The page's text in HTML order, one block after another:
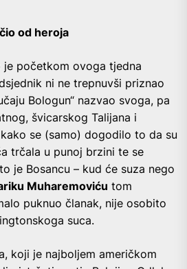
od heroja
je početkom ovoga tjedna
ni ne trepnuvši priznao
Bologun“ nazvao svoga, pa
švicarskog Talijana i
se (samo) dogodilo to da su
trčala u punoj brzini te se
je Bosancu – kud će suza nego
Muharemoviću tom
puknuo članak, nije osobito
suca.
koji je najboljem američkom